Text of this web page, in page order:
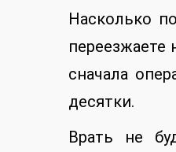
Насколько
переезжаете
сначала
десятки.
Врать не